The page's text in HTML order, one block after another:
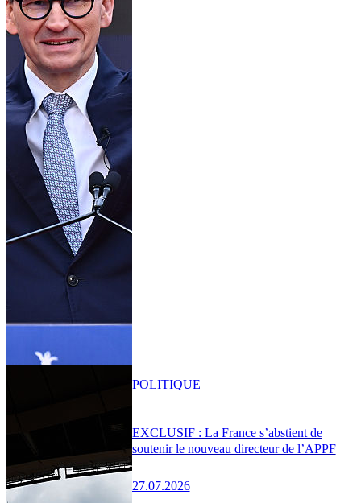
EXCLUSIF : La France s’abstient de
soutenir le nouveau directeur de l’APPF
27.07.2026
POLITIQUE